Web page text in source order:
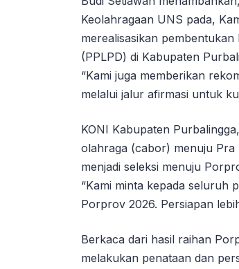
Keolahragaan UNS pada,
merealisasikan
(PPLPD) di Kabupaten
“Kami juga memberikan
melalui jalur afirmasi untuk
KONI Kabupaten
olahraga (cabor) menuju
menjadi seleksi menuju
“Kami minta kepada seluruh
Porprov 2026. Persiapan
Berkaca dari hasil raihan
melakukan penataan dan